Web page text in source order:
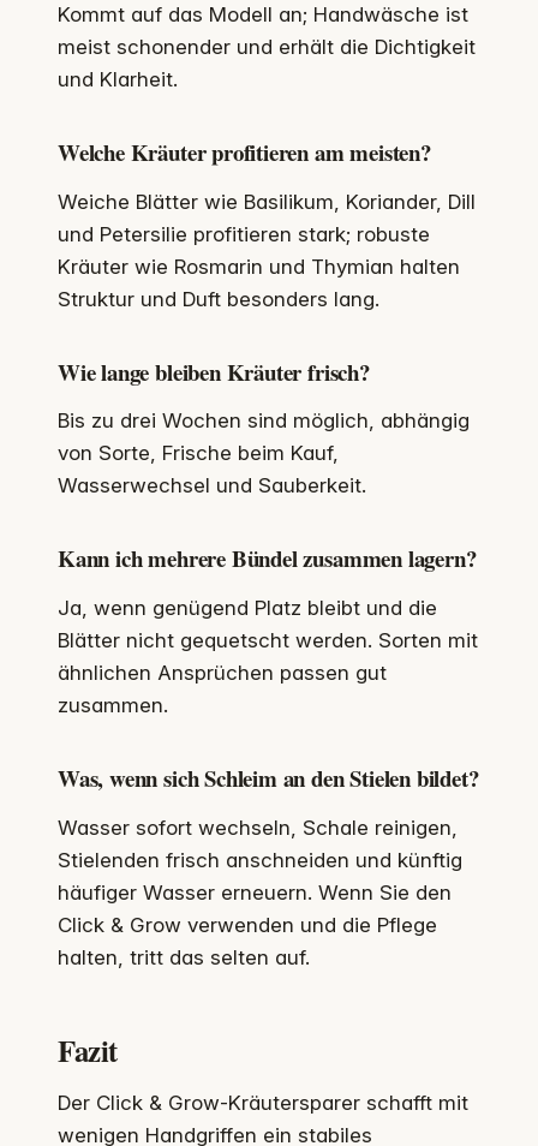
Kommt auf das Modell an; Handwäsche ist
meist schonender und erhält die Dichtigkeit
und Klarheit.
Welche Kräuter profitieren am meisten?
Weiche Blätter wie Basilikum, Koriander, Dill
und Petersilie profitieren stark; robuste
Kräuter wie Rosmarin und Thymian halten
Struktur und Duft besonders lang.
Wie lange bleiben Kräuter frisch?
Bis zu drei Wochen sind möglich, abhängig
von Sorte, Frische beim Kauf,
Wasserwechsel und Sauberkeit.
Kann ich mehrere Bündel zusammen lagern?
Ja, wenn genügend Platz bleibt und die
Blätter nicht gequetscht werden. Sorten mit
ähnlichen Ansprüchen passen gut
zusammen.
Was, wenn sich Schleim an den Stielen bildet?
Wasser sofort wechseln, Schale reinigen,
Stielenden frisch anschneiden und künftig
häufiger Wasser erneuern. Wenn Sie den
Click & Grow verwenden und die Pflege
halten, tritt das selten auf.
Fazit
Der Click & Grow-Kräutersparer schafft mit
wenigen Handgriffen ein stabiles